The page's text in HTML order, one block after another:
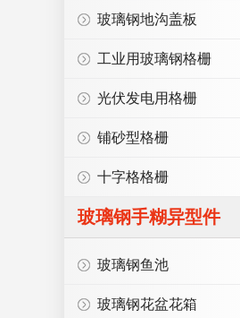
玻璃钢地沟盖板
工业用玻璃钢格栅
光伏发电用格栅
铺砂型格栅
十字格格栅
玻璃钢手糊异型件
玻璃钢鱼池
玻璃钢花盆花箱